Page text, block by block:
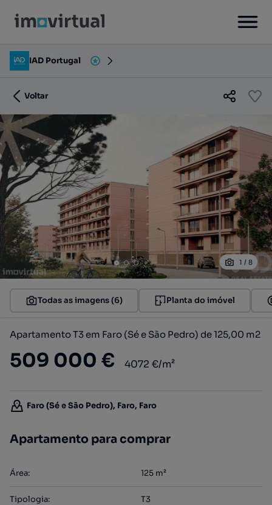
IAD Portugal
Voltar
1 / 8
Todas as imagens (6) Planta do imóvel
Apartamento T3 em Faro (Sé e São Pedro) de 125,00 m2
509 000 € 4072 €/m²
Faro (Sé e São Pedro), Faro, Faro
Apartamento para comprar
Área: 125 m²
Tipologia: T3